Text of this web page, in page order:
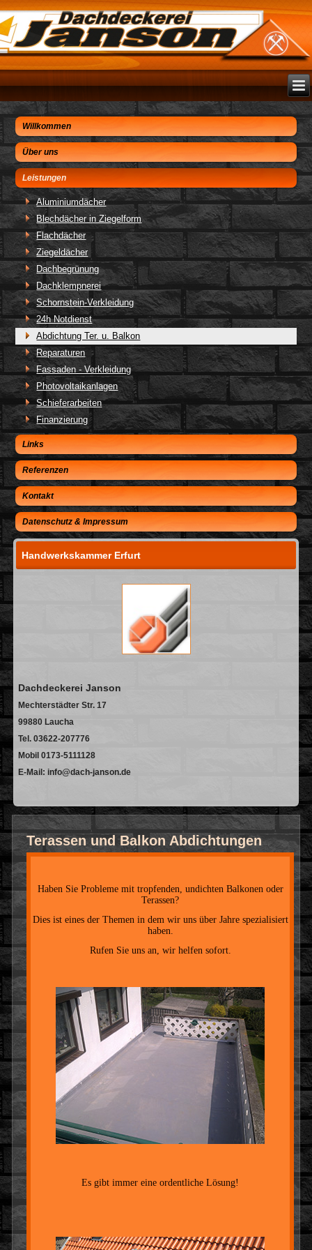
Willkommen
Über uns
Leistungen
Aluminiumdächer
Blechdächer in Ziegelform
Flachdächer
Ziegeldächer
Dachbegrünung
Dachklempnerei
Schornstein-Verkleidung
24h Notdienst
Abdichtung Ter. u. Balkon
Reparaturen
Fassaden - Verkleidung
Photovoltaikanlagen
Schieferarbeiten
Finanzierung
Links
Referenzen
Kontakt
Datenschutz & Impressum
Handwerkskammer Erfurt
Dachdeckerei Janson
Mechterstädter Str. 17
99880 Laucha
Tel. 03622-207776
Mobil 0173-5111128
E-Mail: info@dach-janson.de
Terassen und Balkon Abdichtungen
Haben Sie Probleme mit tropfenden, undichten Balkonen oder
Terassen?
Dies ist eines der Themen in dem wir uns über Jahre spezialisiert
haben.
Rufen Sie uns an, wir helfen sofort.
Es gibt immer eine ordentliche Lösung!